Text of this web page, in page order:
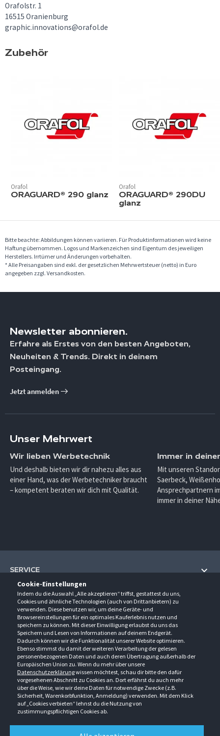
Cookie-Einstellungen
Indem du die Auswahl „Alle akzeptieren“ triffst, gestattest du uns,
Cookies und ähnliche Technologien (auch von Drittanbietern) zu
verwenden. Diese benutzen wir, um deine Geräte- und
Browsereinstellungen für ein optimales Kauferlebnis nutzen und
speichern zu können. Mit dieser Einwilligung erlaubst du uns das
Speichern und Lesen von Informationen auf deinem Endgerät.
Dadurch können wir die Funktionalität unserer Website optimieren.
Ebenso stimmst du damit der weiteren Verarbeitung der gelesen
personenbezogenen Daten und auch deren Übertragung außerhalb der
Europäischen Union zu. Wenn du mehr über unsere
Datenschutzerklärungwissen möchtest, schau dir bitte den dafür
vorgesehenen Abschnitt zu Cookies an. Dort erfährst du auch mehr
über die Weise, wie wir deine Daten für notwendige Zwecke (z.B.
Sicherheit, Warenkorbfunktion, Anmeldung) verwenden. Mit dem Klick
auf „Cookies verbieten“ lehnst du die Nutzung von
zustimmungspflichtigen Cookies ab.
Orafolstr. 1
16515 Oranienburg
graphic.innovations@orafol.de
Zubehör
Orafol
ORAGUARD® 290 glanz
Orafol
ORAGUARD® 290DU
glanz
Bitte beachte: Abbildungen können variieren. Für Produktinformationen wird keine
Haftung übernommen. Logos und Markenzeichen sind Eigentum des jeweiligen
Herstellers. Irrtümer und Änderungen vorbehalten.
* Alle Preisangaben sind exkl. der gesetzlichen Mehrwertsteuer (netto) in Euro
angegeben zzgl. Versandkosten.
Newsletter abonnieren.
Erfahre als Erstes von den besten Angeboten,
Neuheiten & Trends. Direkt in deinem
Posteingang.
Jetzt anmelden
Unser Mehrwert
Wir lieben Werbetechnik
Und deshalb bieten wir dir nahezu alles aus
einer Hand, was der Werbetechniker braucht
– kompetent beraten wir dich mit Qualität.
Immer in
Mit unseren
Saerbeck,
Ansprechpartnern
immer in deiner
SERVICE
Hilfe und Information
Fragen und Antworten (FAQ)
Kontakt
Newsletter
Events
Downloads
Kataloge
UNTERNEHMEN
Über uns
Anfahrt
Ansprechpartner
Außendienstbesuch
Jobs & Ausbildung
Retouren/Reklamationen
KONTAKT
Gröner-Schulze GmbH
Sarirstraße 5
12529 Schönefeld
Berlin-Schönefeld: +49 30 68 29 54-0
Saerbeck: +49 2574 88750-0
Weißenhorn: +49 731 3982-0
info@groener-schulze.com
ÖFFNUNGSZEITEN
Montag - Donnerstag
9:00 - 17:00
Freitag
9:00 - 15:00
FOLGE UNS
AGB Datenschutzbestimmungen Impressum